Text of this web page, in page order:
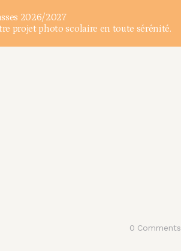
0 Comments
2026/2027
projet photo scolaire en toute sérénité.